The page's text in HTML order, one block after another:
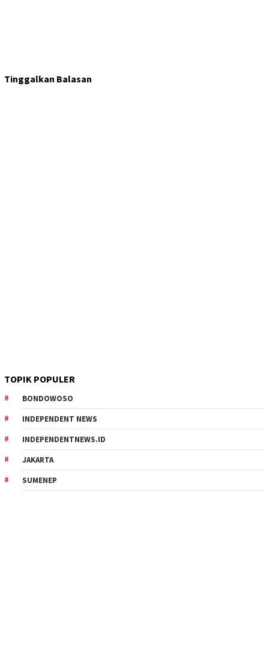
Tinggalkan Balasan
TOPIK POPULER
BONDOWOSO
INDEPENDENT NEWS
INDEPENDENTNEWS.ID
JAKARTA
SUMENEP